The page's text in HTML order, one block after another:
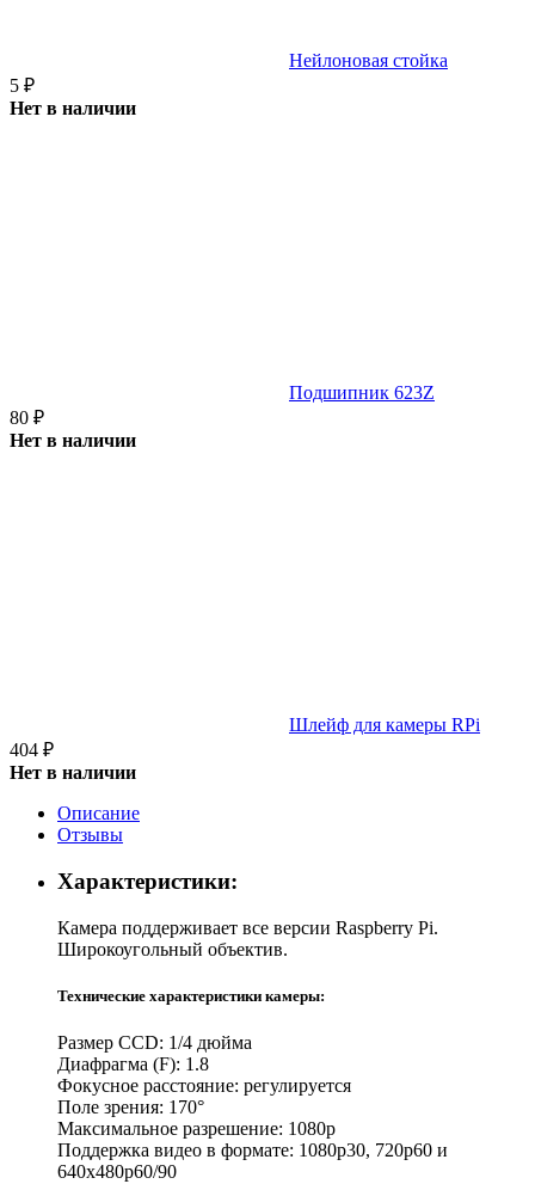
Нейлоновая стойка
5 ₽
Нет в наличии
Подшипник 623Z
80 ₽
Нет в наличии
Шлейф для камеры RPi
404 ₽
Нет в наличии
Описание
Отзывы
Характеристики:
Камера поддерживает все версии Raspberry Pi.
Широкоугольный объектив.
Технические характеристики камеры:
Размер CCD: 1/4 дюйма
Диафрагма (F): 1.8
Фокусное расстояние: регулируется
Поле зрения: 170°
Максимальное разрешение: 1080p
Поддержка видео в формате: 1080p30, 720p60 и
640x480p60/90